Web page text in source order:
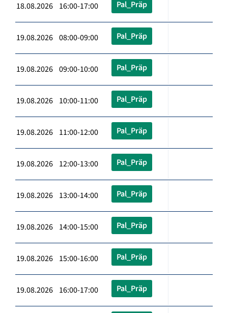
18.08.2026 16:00-17:00 Pal_Präp
19.08.2026 08:00-09:00 Pal_Präp
19.08.2026 09:00-10:00 Pal_Präp
19.08.2026 10:00-11:00 Pal_Präp
19.08.2026 11:00-12:00 Pal_Präp
19.08.2026 12:00-13:00 Pal_Präp
19.08.2026 13:00-14:00 Pal_Präp
19.08.2026 14:00-15:00 Pal_Präp
19.08.2026 15:00-16:00 Pal_Präp
19.08.2026 16:00-17:00 Pal_Präp